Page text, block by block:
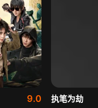
9.0 执笔为劫